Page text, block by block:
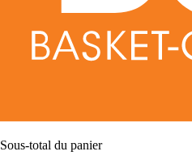
Sous-total du panier